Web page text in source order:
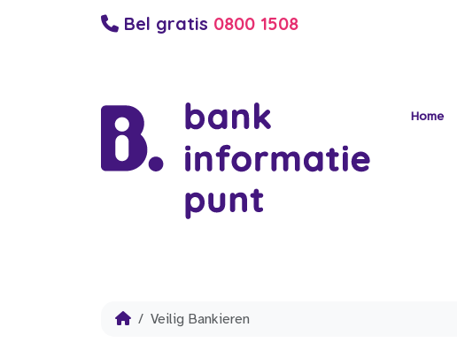
Bel gratis 0800 1508
Home
Veilig Bankieren